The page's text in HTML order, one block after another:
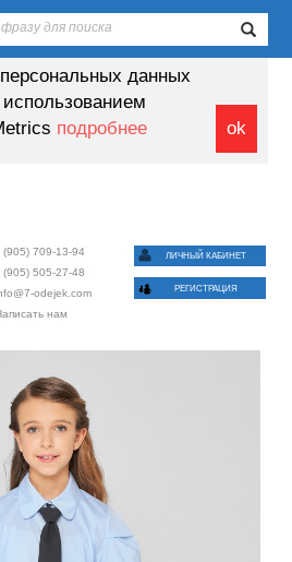
ok
настоящим
своё согласие на
данных
подробнее
(905) 709-13-94
(905) 505-27-48
odejek.com
нам
ЛИЧНЫЙ КАБИНЕТ
РЕГИСТРАЦИЯ